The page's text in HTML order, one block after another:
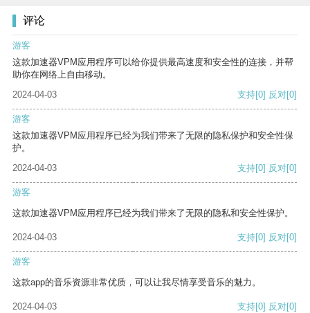
评论
游客
这款加速器VPM应用程序可以给你提供最高速度和安全性的连接，并帮
助你在网络上自由移动。
2024-04-03
支持[0] 反对[0]
游客
这款加速器VPM应用程序已经为我们带来了无限的隐私保护和安全性保
护。
2024-04-03
支持[0] 反对[0]
游客
这款加速器VPM应用程序已经为我们带来了无限的隐私和安全性保护。
2024-04-03 支持[0] 反对[0]
游客
这款app的音乐资源非常优质，可以让我尽情享受音乐的魅力。
2024-04-03 支持[0] 反对[0]